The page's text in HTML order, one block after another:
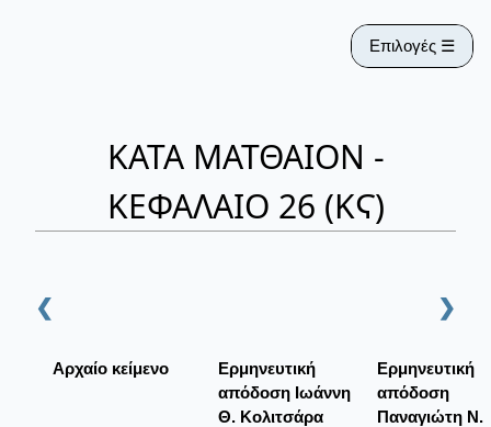
Επιλογές ☰
ΚΑΤΑ ΜΑΤΘΑΙΟΝ -
ΚΕΦΑΛΑΙΟ 26 (ΚϚ)
❮ ❯
Αρχαίο κείμενο
Ερμηνευτική
απόδοση Ιωάννη
Θ. Κολιτσάρα
Ερμηνευτική
απόδοση
Παναγιώτη Ν.